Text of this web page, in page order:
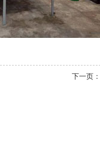
下一页：